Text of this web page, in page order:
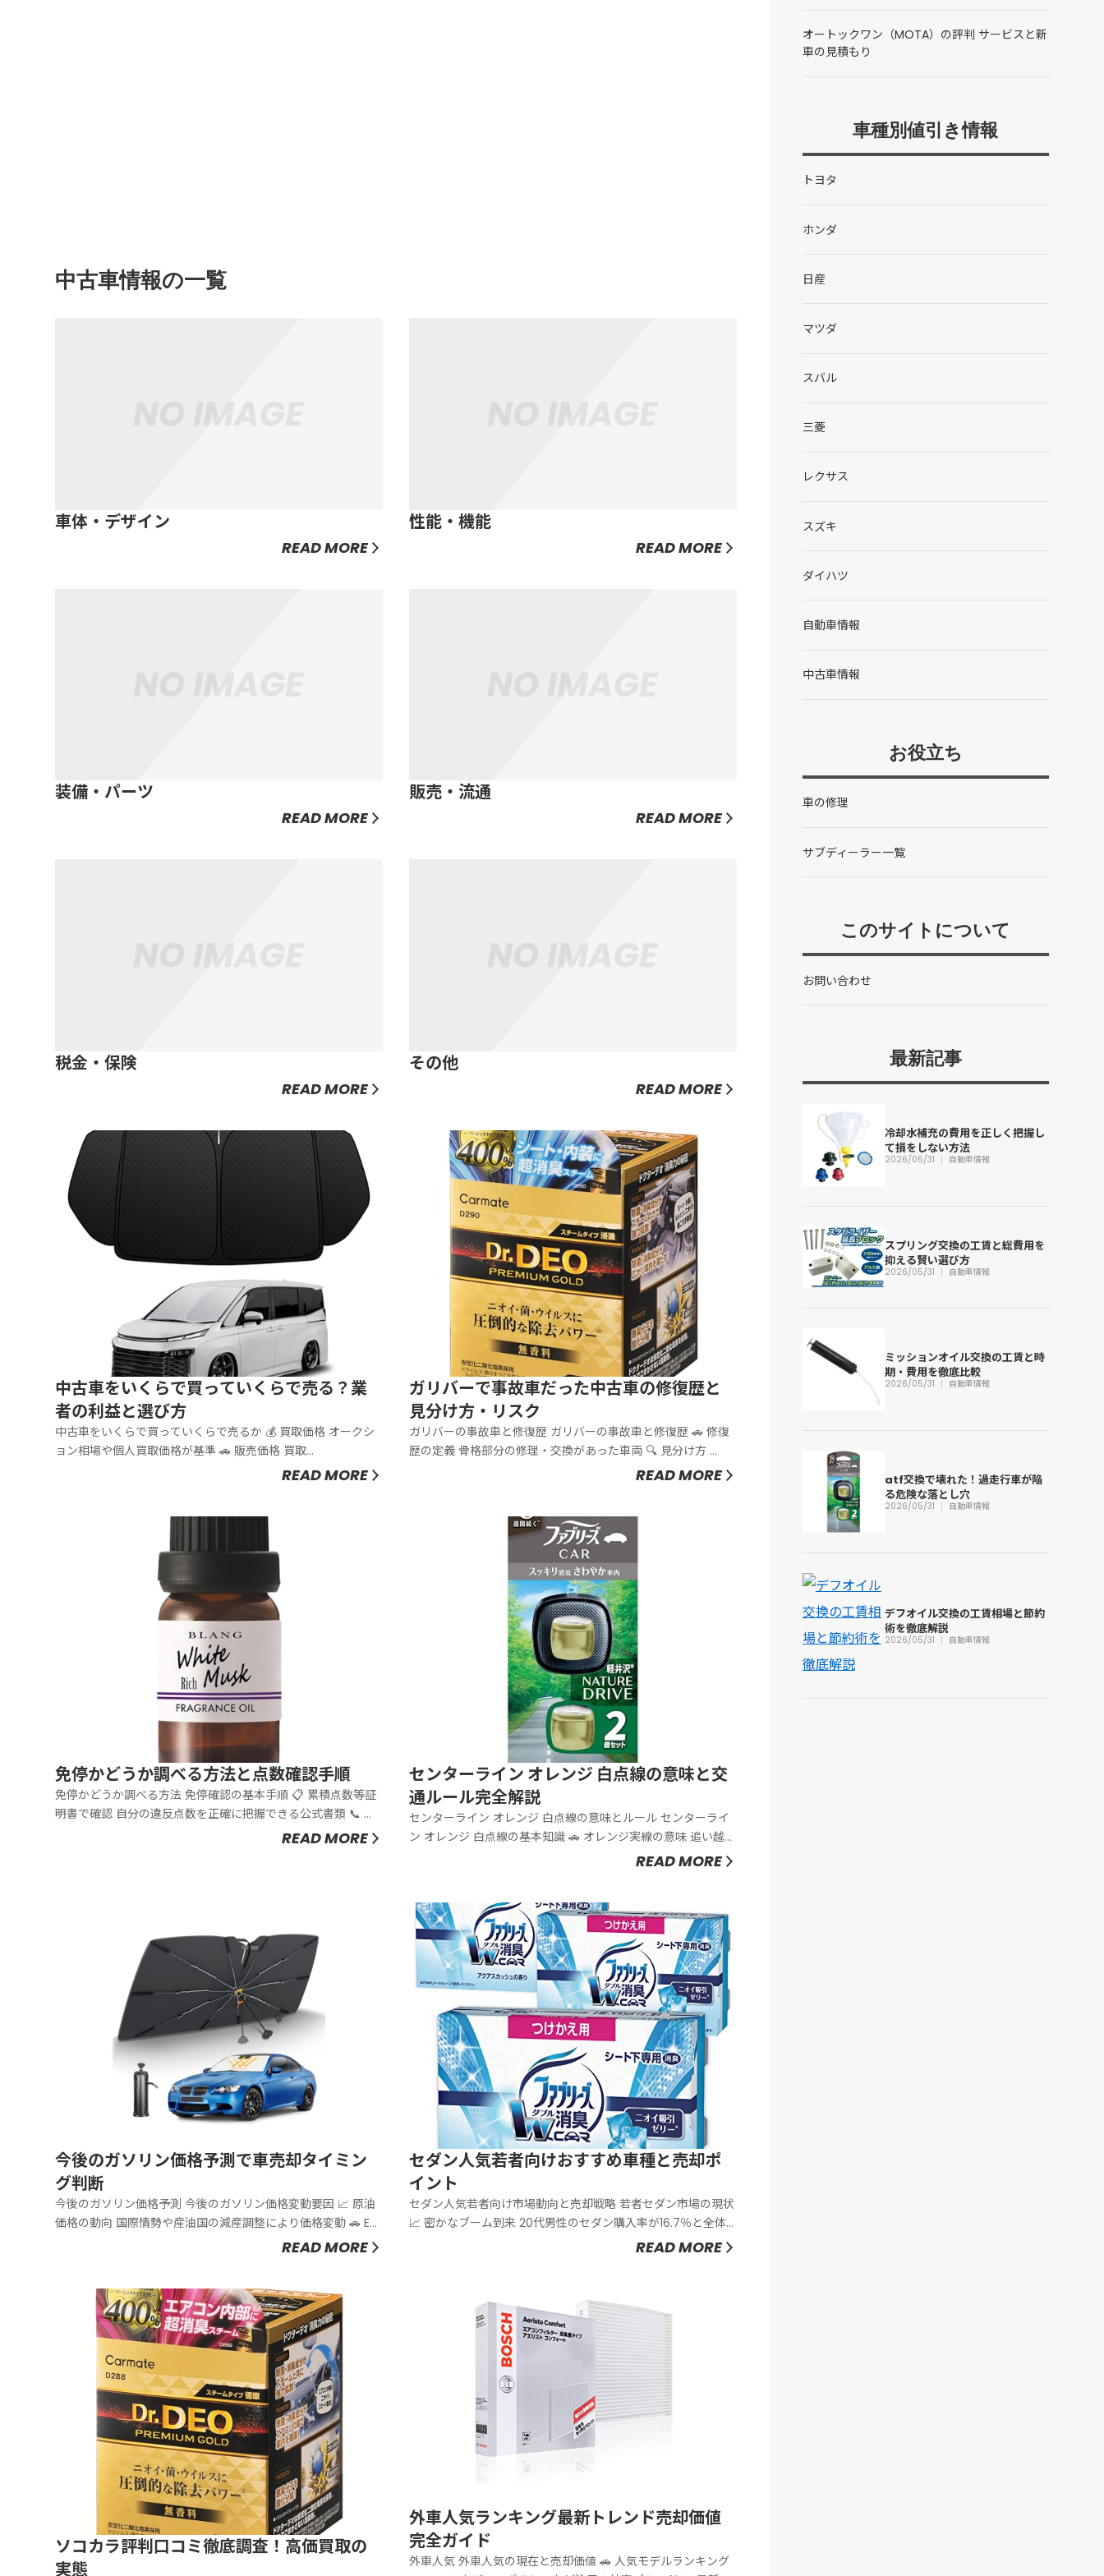
中古車情報の一覧
車体・デザイン
READ MORE
性能・機能
READ MORE
装備・パーツ
READ MORE
販売・流通
READ MORE
税金・保険
READ MORE
その他
READ MORE
中古車をいくらで買っていくらで売る？業
者の利益と選び方
中古車をいくらで買っていくらで売るか 💰 買取価格 オークシ
ョン相場や個人買取価格が基準 🚗 販売価格 買取...
READ MORE
ガリバーで事故車だった中古車の修復歴と
見分け方・リスク
ガリバーの事故車と修復歴 ガリバーの事故車と修復歴 🚗 修復
歴の定義 骨格部分の修理・交換があった車両 🔍 見分け方 ...
READ MORE
免停かどうか調べる方法と点数確認手順
免停かどうか調べる方法 免停確認の基本手順 📋 累積点数等証
明書で確認 自分の違反点数を正確に把握できる公式書類 📞 警
READ MORE
センターライン オレンジ 白点線の意味と交
通ルール完全解説
センターライン オレンジ 白点線の意味とルール センターライ
ン オレンジ 白点線の基本知識 🚗 オレンジ実線の意味 追い越し
のためのはみ出し通行禁止を示す重要な標示 ...
READ MORE
今後のガソリン価格予測で車売却タイミン
グ判断
今後のガソリン価格予測 今後のガソリン価格変動要因 📈 原油
価格の動向 国際情勢や産油国の減産調整により価格変動 🚗 EV
READ MORE
セダン人気若者向けおすすめ車種と売却ポ
イント
セダン人気若者向け市場動向と売却戦略 若者セダン市場の現状
📈 密かなブーム到来 20代男性のセダン購入率が16.7％と全体
READ MORE
ソコカラ評判口コミ徹底調査！高価買取の
実態
外車人気ランキング最新トレンド売却価値
完全ガイド
外車人気 外車人気の現在と売却価値 🚗 人気モデルランキング
オートックワン（MOTA）の評判 サービスと新
車の見積もり
車種別値引き情報
トヨタ
ホンダ
日産
マツダ
スバル
三菱
レクサス
スズキ
ダイハツ
自動車情報
中古車情報
お役立ち
車の修理
サブディーラー一覧
このサイトについて
お問い合わせ
最新記事
冷却水補充の費用を正しく把握し
て損をしない方法
2026/05/31 自動車情報
スプリング交換の工賃と総費用を
抑える賢い選び方
2026/05/31 自動車情報
ミッションオイル交換の工賃と時
期・費用を徹底比較
2026/05/31 自動車情報
atf交換で壊れた！過走行車が陥
る危険な落とし穴
2026/05/31 自動車情報
デフオイル交換の工賃相場と節約
術を徹底解説
2026/05/31 自動車情報